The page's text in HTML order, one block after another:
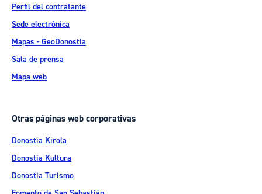
Perfil del contratante
Sede electrónica
Mapas - GeoDonostia
Sala de prensa
Mapa web
Otras páginas web corporativas
Donostia Kirola
Donostia Kultura
Donostia Turismo